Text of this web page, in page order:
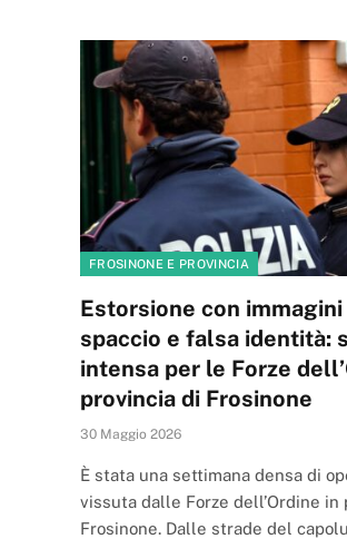
FROSINONE E PROVINCIA
Estorsione con
spaccio e falsa identità:
intensa per le Forze
provincia di Frosinone
30 Maggio 2026
È stata una settimana densa di
vissuta dalle Forze dell’Ordine in
Frosinone. Dalle strade del